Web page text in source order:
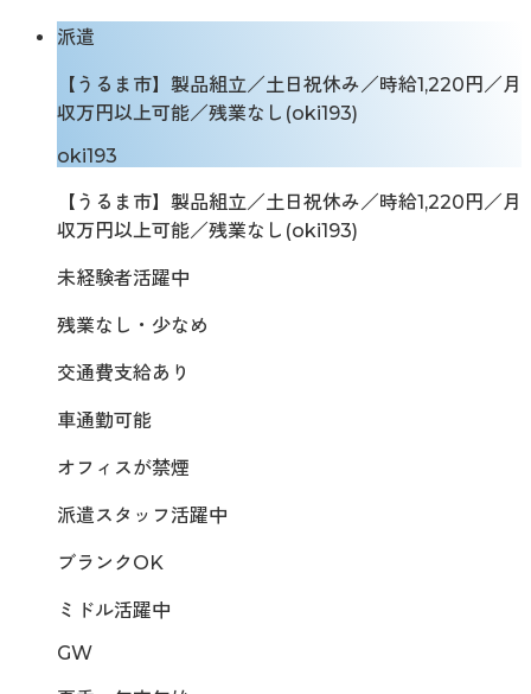
派遣
【うるま市】製品組立／土日祝休み／時給1,220円／月
収万円以上可能／残業なし(oki193)
oki193
【うるま市】製品組立／土日祝休み／時給1,220円／月
収万円以上可能／残業なし(oki193)
未経験者活躍中
残業なし・少なめ
交通費支給あり
車通勤可能
オフィスが禁煙
派遣スタッフ活躍中
ブランクOK
ミドル活躍中
GW